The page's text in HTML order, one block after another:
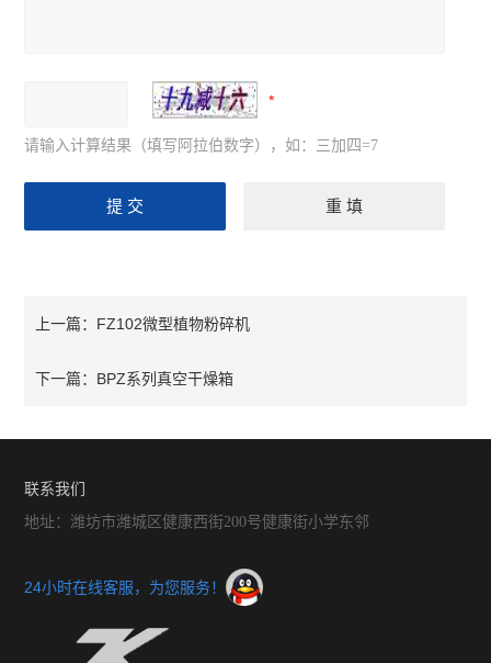
请输入计算结果（填写阿拉伯数字），如：三加四=7
上一篇： FZ102微型植物粉碎机
下一篇： BPZ系列真空干燥箱
联系我们
地址：潍坊市潍城区健康西街200号健康街小学东邻
24小时在线客服，为您服务！